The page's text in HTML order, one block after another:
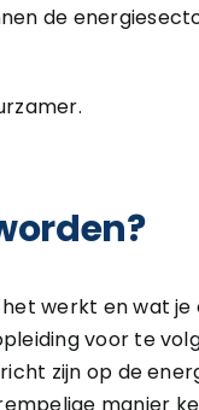
de
werkt en wat je
voor te
zijn op de
manier